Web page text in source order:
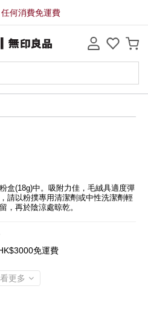
何消費免運費
盒(18g)中。吸附力佳，毛絨具適度彈
請以粉撲專用清潔劑或中性洗潔劑輕
，再於陰涼處晾乾。
免運費
更多